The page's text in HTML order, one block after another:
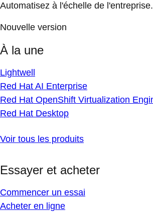
Automatisez à l'échelle de l'entreprise.
Nouvelle version
À la une
Lightwell
Red Hat AI Enterprise
Red Hat OpenShift Virtualization
Red Hat Desktop
Voir tous les produits
Essayer et acheter
Commencer un essai
Acheter en ligne